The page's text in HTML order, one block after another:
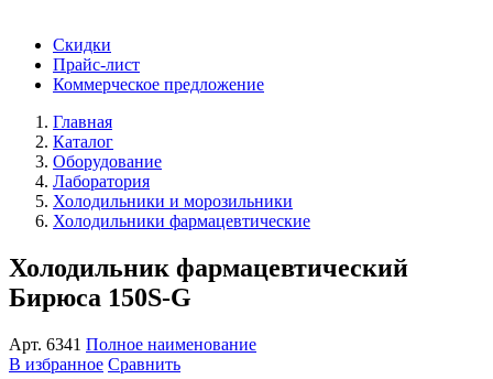
Скидки
Прайс-лист
Коммерческое предложение
Главная
Каталог
Оборудование
Лаборатория
Холодильники и морозильники
Холодильники фармацевтические
Холодильник фармацевтический
Бирюса 150S-G
Арт. 6341 Полное наименование
В избранное Сравнить